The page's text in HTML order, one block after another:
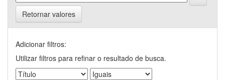
Retornar valores
Adicionar filtros:
Utilizar filtros para refinar o resultado de busca.